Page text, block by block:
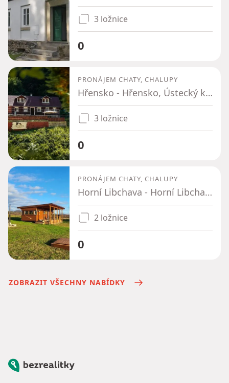
3 ložnice
0
PRONÁJEM CHATY, CHALUPY
Hřensko - Hřensko, Ústecký kraj
3 ložnice
0
PRONÁJEM CHATY, CHALUPY
Horní Libchava - Horní Libchava, Liberecký kraj
2 ložnice
0
ZOBRAZIT VŠECHNY NABÍDKY
Bezrealitky